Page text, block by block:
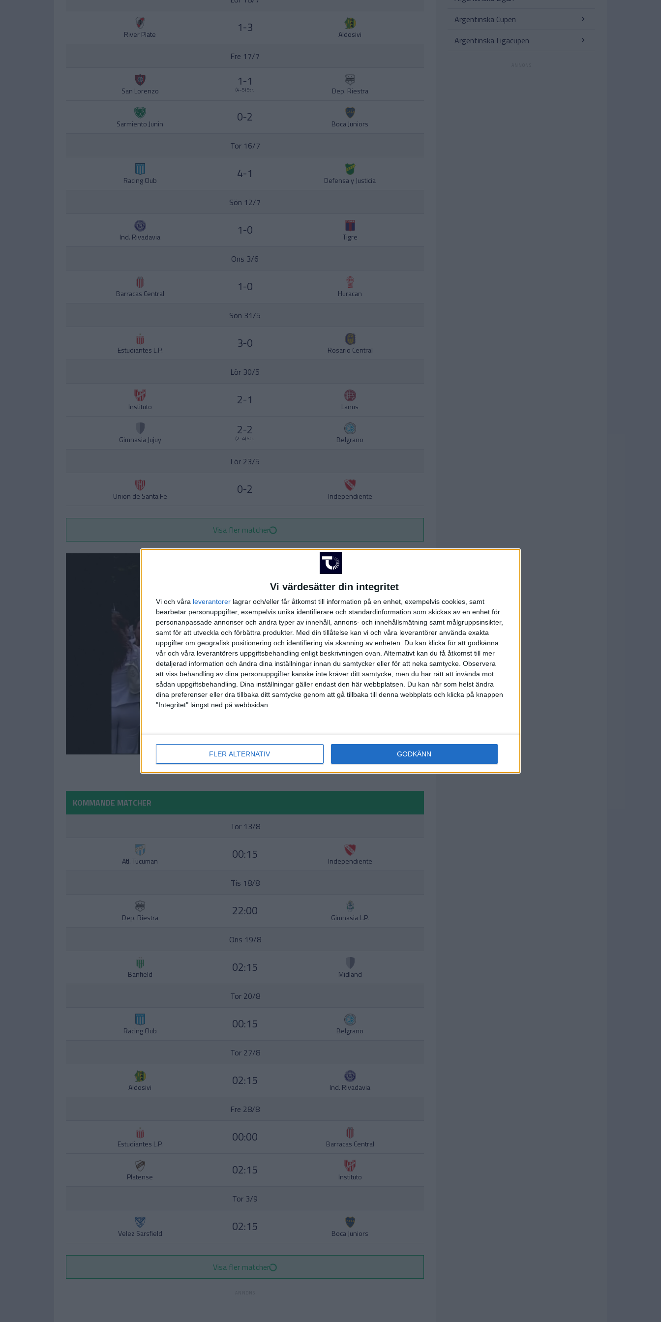
Vi värdesätter din integritet
Vi och våra leverantorer lagrar och/eller får åtkomst till information på en enhet, exempelvis cookies, samt
bearbetar personuppgifter, exempelvis unika identifierare och standardinformation som skickas av en enhet för
personanpassade annonser och andra typer av innehåll, annons- och innehållsmätning samt målgruppsinsikter,
samt för att utveckla och förbättra produkter. Med din tillåtelse kan vi och våra leverantörer använda exakta
uppgifter om geografisk positionering och identifiering via skanning av enheten. Du kan klicka för att godkänna
vår och våra leverantörers uppgiftsbehandling enligt beskrivningen ovan. Alternativt kan du få åtkomst till mer
detaljerad information och ändra dina inställningar innan du samtycker eller för att neka samtycke. Observera
att viss behandling av dina personuppgifter kanske inte kräver ditt samtycke, men du har rätt att invända mot
sådan uppgiftsbehandling. Dina inställningar gäller endast den här webbplatsen. Du kan när som helst ändra
dina preferenser eller dra tillbaka ditt samtycke genom att gå tillbaka till denna webbplats och klicka på knappen
"Integritet" längst ned på webbsidan.
FLER ALTERNATIV GODKÄNN
River Plate 1-3 Aldosivi
Fre 17/7
San Lorenzo
1-1
(4-5) Str. Dep. Riestra
Sarmiento Junin 0-2 Boca Juniors
Tor 16/7
Racing Club 4-1 Defensa y Justicia
Sön 12/7
Ind. Rivadavia 1-0 Tigre
Ons 3/6
Barracas Central 1-0 Huracan
Sön 31/5
Estudiantes L.P. 3-0 Rosario Central
Lör 30/5
Instituto 2-1 Lanus
Gimnasia Jujuy
2-2
(2-4) Str. Belgrano
Lör 23/5
Union de Santa Fe 0-2 Independiente
Visa fler matcher
KOMMANDE MATCHER
Tor 13/8
Atl. Tucuman 00:15 Independiente
Tis 18/8
Dep. Riestra 22:00 Gimnasia L.P.
Ons 19/8
Banfield 02:15 Midland
Tor 20/8
Racing Club 00:15 Belgrano
Tor 27/8
Aldosivi 02:15 Ind. Rivadavia
Fre 28/8
Estudiantes L.P. 00:00 Barracas Central
Platense 02:15 Instituto
Tor 3/9
Velez Sarsfield 02:15 Boca Juniors
Visa fler matcher
Argentinska Cupen
Argentinska Ligacupen